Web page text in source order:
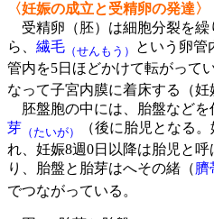
〈妊娠の成立と受精卵の発達〉
受精卵（胚）は細胞分裂を繰
ら、 繊毛 （せんもう）
という卵管
管内を5日ほどかけて転がってい
なって子宮内膜に着床する（妊
胚盤胞の中には、胎盤などを
芽 （たいが）
（後に胎児となる
れ、妊娠8週0日以降は胎児と
り、胎盤と胎芽はへその緒（臍
でつながっている。